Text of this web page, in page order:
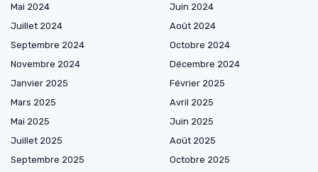
Mai 2024
Juin 2024
Juillet 2024
Août 2024
Septembre 2024
Octobre 2024
Novembre 2024
Décembre 2024
Janvier 2025
Février 2025
Mars 2025
Avril 2025
Mai 2025
Juin 2025
Juillet 2025
Août 2025
Septembre 2025
Octobre 2025